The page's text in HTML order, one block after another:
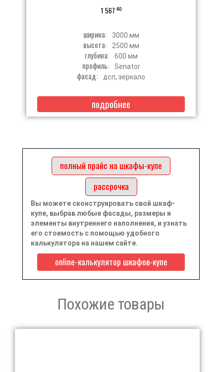
1 567 40
ширина: 3000 мм
высота: 2500 мм
глубина: 600 мм
профиль: Senator
фасад: дсп, зеркало
подробнее
полный прайс на шкафы-купе
рассрочка
Вы можете сконструировать свой шкаф-
купе, выбрав любые фасады, размеры и
элементы внутреннего наполнения, и узнать
его стоимость с помощью удобного
калькулятора на нашем сайте.
online-калькулятор шкафов-купе
Похожие товары